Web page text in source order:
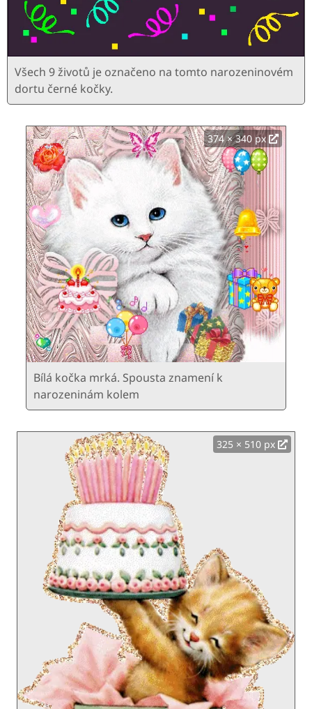
Všech 9 životů je označeno na tomto narozeninovém
dortu černé kočky.
374 × 340 px
Bílá kočka mrká. Spousta znamení k
narozeninám kolem
325 × 510 px